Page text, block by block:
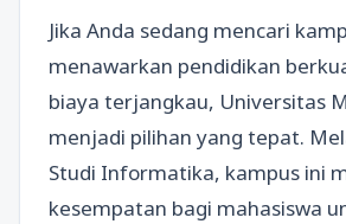
Jika Anda sedang mencari
menawarkan pendidikan
biaya terjangkau, Universitas
menjadi pilihan yang tepat.
Studi Informatika, kampus ini
kesempatan bagi mahasiswa